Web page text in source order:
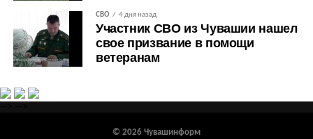
СВО 4 дня назад
Участник СВО из Чувашии нашел
свое призвание в помощи
ветеранам
© 2026 Чувашинформ